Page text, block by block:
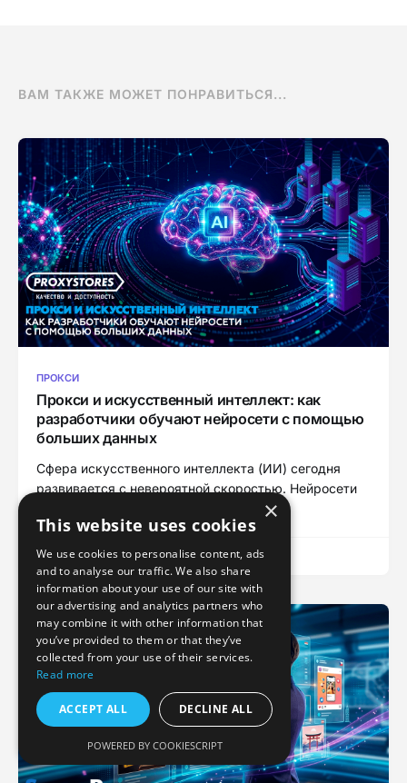
ВАМ ТАКЖЕ МОЖЕТ ПОНРАВИТЬСЯ...
ПРОКСИ
Прокси и искусственный интеллект: как
разработчики обучают нейросети с помощью
больших данных
Сфера искусственного интеллекта (ИИ) сегодня
развивается с невероятной скоростью. Нейросети
ПОДРОБНЕЕ
×
This website uses cookies
We use cookies to personalise content, ads
and to analyse our traffic. We also share
information about your use of our site with
our advertising and analytics partners who
may combine it with other information that
you’ve provided to them or that they’ve
collected from your use of their services.
Read more
ACCEPT ALL DECLINE ALL
POWERED BY COOKIESCRIPT